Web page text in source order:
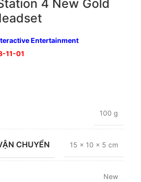
4 New Gold
Entertainment
11-01
100 g
CHUYỂN 15 × 10 × 5 cm
New